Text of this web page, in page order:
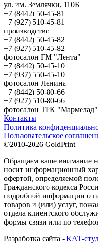
ул. им. Землячки, 110Б
+7 (8442) 50-45-81
+7 (927) 510-45-81
производство
+7 (8442) 50-45-82
+7 (927) 510-45-82
фотосалон ГМ "Лента"
+7 (8442) 50-45-10
+7 (937) 550-45-10
фотосалон Ленина
+7 (8442) 50-80-66
+7 (927) 510-80-66
фотосалон ТРК "Мармелад"
Контакты
Политика
Пользовательское
©2010-2026 GoldPrint
Обращаем ваше внимание
носит информационный
офертой, определяемой
Гражданского кодекса
подробной информации о
товаров и (или) услуг,
отдела клиентского
формы связи или по
Разработка сайта - КАТ-